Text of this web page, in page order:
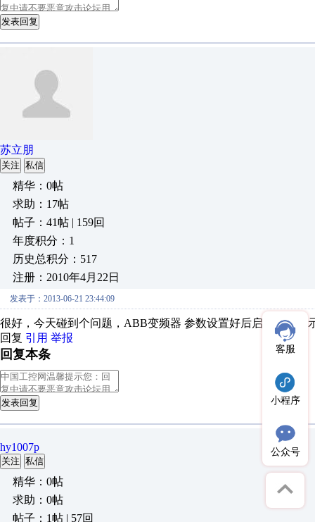
发表回复
苏立朋
关注 私信
精华：0帖
求助：17帖
帖子：41帖 | 159回
年度积分：1
历史总积分：517
注册：2010年4月22日
发表于：2013-06-21 23:44:09
很好，今天碰到个问题，ABB变频器 参数设置好后启动运行提
回复 引用 举报
回复本条
发表回复
hy1007p
关注 私信
精华：0帖
求助：0帖
帖子：1帖 | 57回
客服
小程序
公众号